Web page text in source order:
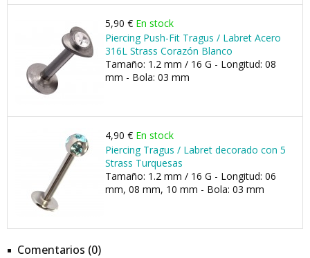
5,90 € En stock
Piercing Push-Fit Tragus / Labret Acero
316L Strass Corazón Blanco
Tamaño: 1.2 mm / 16 G - Longitud: 08
mm - Bola: 03 mm
4,90 € En stock
Piercing Tragus / Labret decorado con 5
Strass Turquesas
Tamaño: 1.2 mm / 16 G - Longitud: 06
mm, 08 mm, 10 mm - Bola: 03 mm
Comentarios (0)